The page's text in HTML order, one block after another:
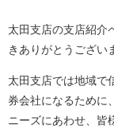
太田支店の支店紹介
きありがとうござい
太田支店では地域で
券会社になるために
ニーズにあわせ、皆